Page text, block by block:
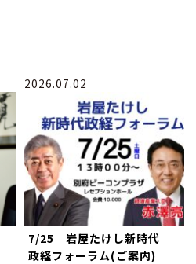
2026.07.02
7/25 岩屋たけし新時代
政経フォーラム(ご案内)